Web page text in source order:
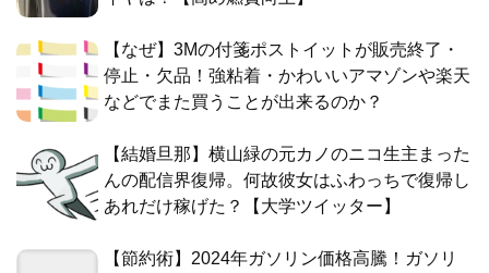
【なぜ】3Mの付箋ポストイットが販売終了・
停止・欠品！強粘着・かわいいアマゾンや楽天
などでまた買うことが出来るのか？
【結婚旦那】横山緑の元カノのニコ生主まった
んの配信界復帰。何故彼女はふわっちで復帰し
あれだけ稼げた？【大学ツイッター】
【節約術】2024年ガソリン価格高騰！ガソリ